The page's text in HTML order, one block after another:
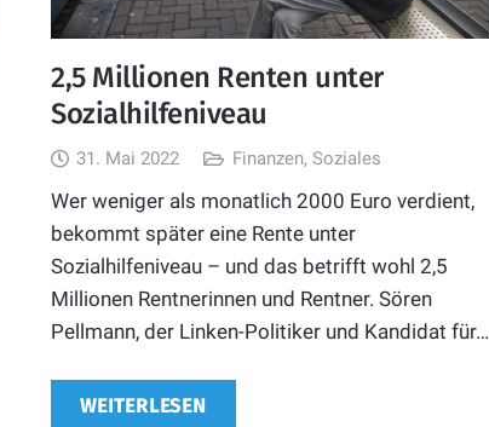
2,5 Millionen Renten unter
Sozialhilfeniveau
31. Mai 2022 Finanzen, Soziales
Wer weniger als monatlich 2000 Euro verdient,
bekommt später eine Rente unter
Sozialhilfeniveau – und das betrifft wohl 2,5
Millionen Rentnerinnen und Rentner. Sören
Pellmann, der Linken-Politiker und Kandidat für…
WEITERLESEN